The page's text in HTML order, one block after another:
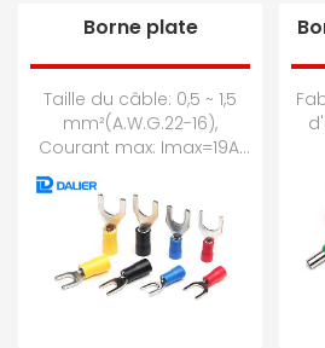
Borne plate
Taille du câble: 0,5 ~ 1,5
mm²(A.W.G.22-16),
Courant max: Imax=19A,
Matériel: cuivre violet,
Épaisseur: 0,7 mm; Taille
du câb...